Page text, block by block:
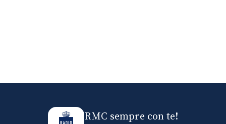
RMC sempre con te!